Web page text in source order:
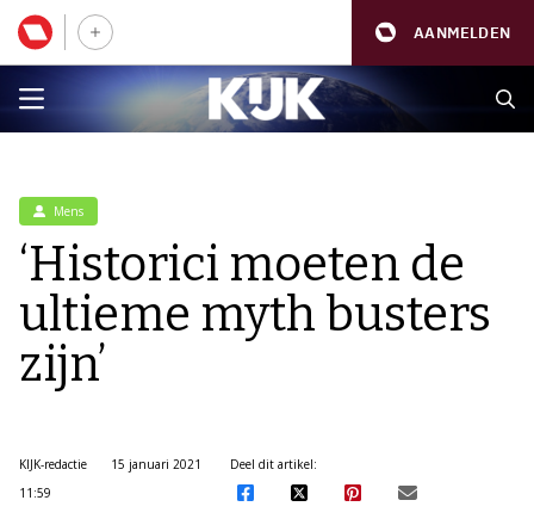
AANMELDEN
Mens
‘Historici moeten de
ultieme myth busters
zijn’
KIJK-redactie
15 januari 2021
11:59
Deel dit artikel: